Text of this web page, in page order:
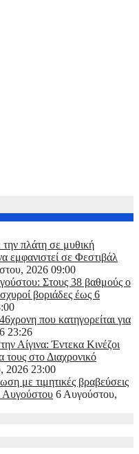
πλάτη σε μυθική
εμφανιστεί σε Φεστιβάλ
2026 09:00
Στους 38 βαθμούς ο
βοριάδες έως 6
που κατηγορείται για
23:26
Αίγινα: Έντεκα Κινέζοι
τους στο Διαχρονικό
2026 23:00
με τιμητικές βραβεύσεις
Αυγούστου 6 Αυγούστου,